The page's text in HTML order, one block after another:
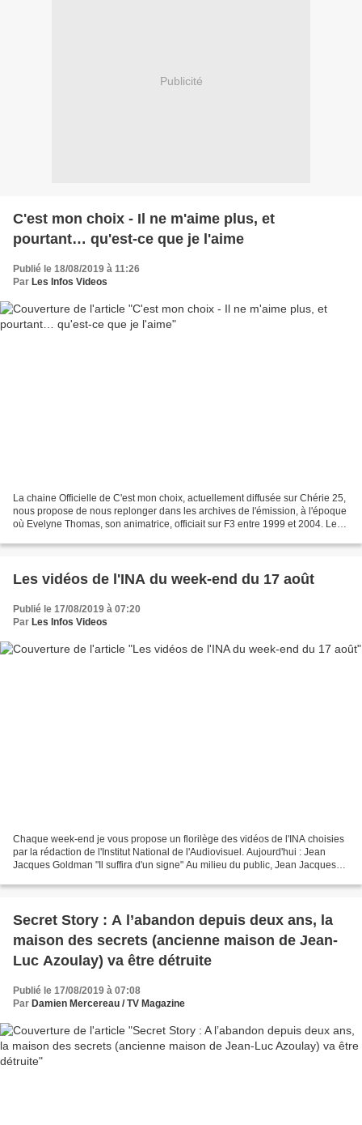
Publicité
C'est mon choix - Il ne m'aime plus, et
pourtant… qu'est-ce que je l'aime
Publié le 18/08/2019 à 11:26
Par Les Infos Videos
La chaine Officielle de C'est mon choix, actuellement diffusée sur Chérie 25,
nous propose de nous replonger dans les archives de l'émission, à l'époque
où Evelyne Thomas, son animatrice, officiait sur F3 entre 1999 et 2004. Le
Les vidéos de l'INA du week-end du 17 août
Publié le 17/08/2019 à 07:20
Par Les Infos Videos
Chaque week-end je vous propose un florilège des vidéos de l'INA choisies
par la rédaction de l'Institut National de l'Audiovisuel. Aujourd'hui : Jean
Jacques Goldman "Il suffira d'un signe" Au milieu du public, Jean Jacques
Secret Story : A l’abandon depuis deux ans, la
maison des secrets (ancienne maison de Jean-
Luc Azoulay) va être détruite
Publié le 17/08/2019 à 07:08
Par Damien Mercereau / TV Magazine